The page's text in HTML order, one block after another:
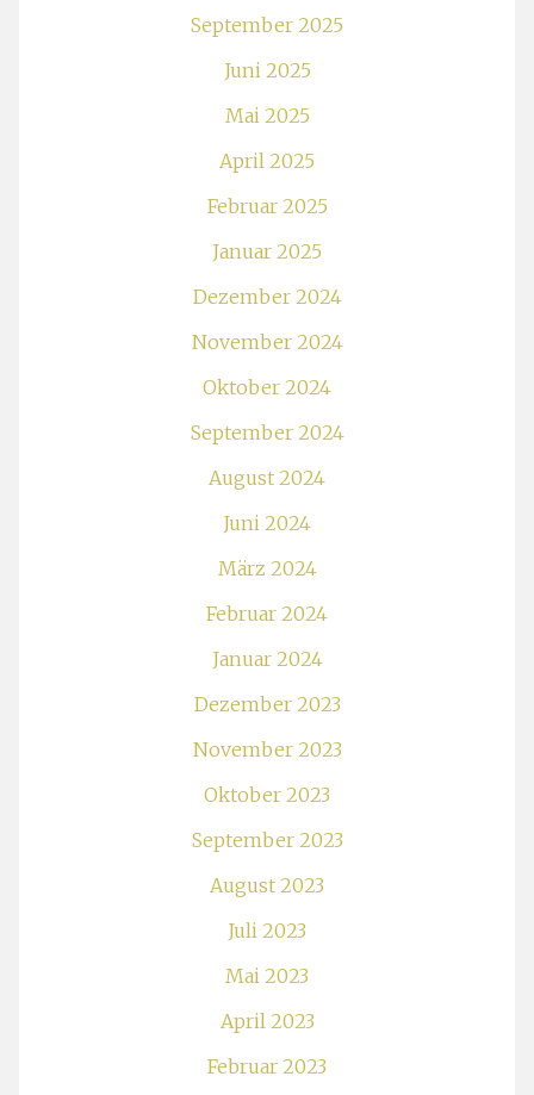
September 2025
Juni 2025
Mai 2025
April 2025
Februar 2025
Januar 2025
Dezember 2024
November 2024
Oktober 2024
September 2024
August 2024
Juni 2024
März 2024
Februar 2024
Januar 2024
Dezember 2023
November 2023
Oktober 2023
September 2023
August 2023
Juli 2023
Mai 2023
April 2023
Februar 2023